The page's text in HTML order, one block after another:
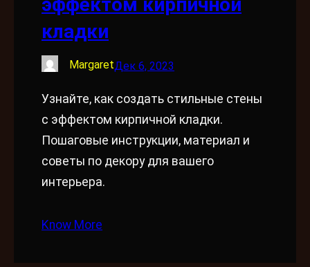
кладки
MargaretДек 6, 2023
Узнайте, как создать стильные стены
с эффектом кирпичной кладки.
Пошаговые инструкции, материал и
советы по декору для вашего
интерьера.
Know More